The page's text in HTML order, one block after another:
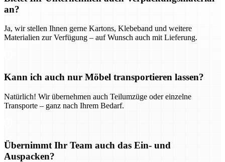
an?
Ja, wir stellen Ihnen gerne Kartons, Klebeband und weitere
Materialien zur Verfügung – auf Wunsch auch mit Lieferung.
Kann ich auch nur Möbel transportieren lassen?
Natürlich! Wir übernehmen auch Teilumzüge oder einzelne
Transporte – ganz nach Ihrem Bedarf.
Übernimmt Ihr Team auch das Ein- und
Auspacken?